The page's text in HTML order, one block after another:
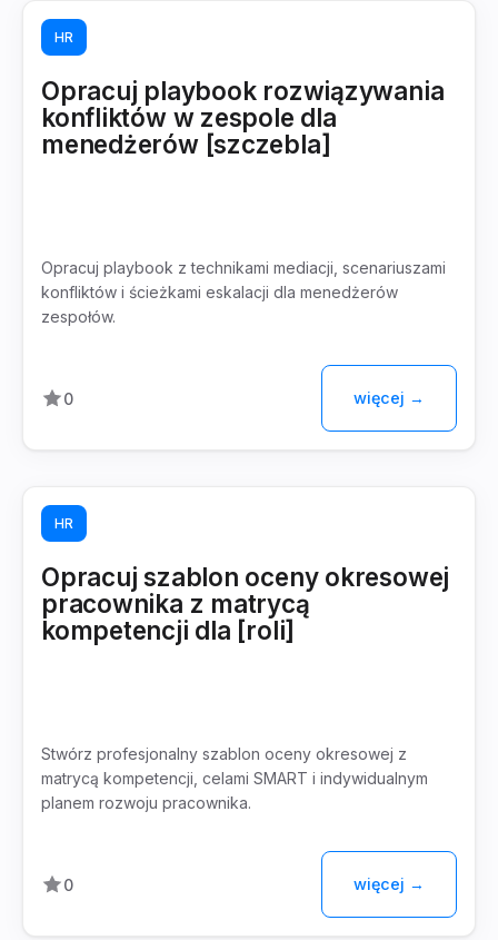
HR
Opracuj playbook rozwiązywania
konfliktów w zespole dla
menedżerów [szczebla]
Opracuj playbook z technikami mediacji, scenariuszami
konfliktów i ścieżkami eskalacji dla menedżerów
zespołów.
0 więcej →
HR
Opracuj szablon oceny okresowej
pracownika z matrycą
kompetencji dla [roli]
Stwórz profesjonalny szablon oceny okresowej z
matrycą kompetencji, celami SMART i indywidualnym
planem rozwoju pracownika.
0 więcej →